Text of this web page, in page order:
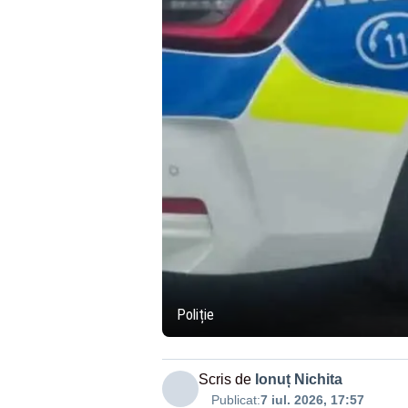
Poliție
Scris de Ionuț Nichita
Publicat:7 iul. 2026, 17:57